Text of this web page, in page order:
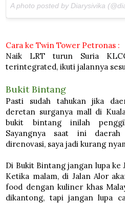
A photo posted by Diarysivika
Cara ke Twin Tower Petronas :
Naik LRT turun Suria
terintegrated, ikuti jalannya
Bukit Bintang
Pasti sudah tahukan jika
deretan surganya mall di
bukit bintang inilah
Sayangnya saat ini
direnovasi, saya jadi kurang
Di Bukit Bintang jangan lupa ke
Ketika malam, di Jalan Alor
food dengan kuliner khas
dikantong, tapi jangan lupa